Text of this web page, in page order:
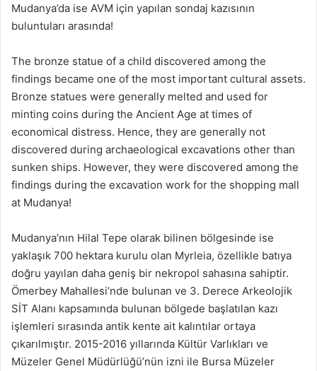
Mudanya’da ise AVM için yapılan sondaj kazısının
buluntuları arasında!
The bronze statue of a child discovered among the
findings became one of the most important cultural assets.
Bronze statues were generally melted and used for
minting coins during the Ancient Age at times of
economical distress. Hence, they are generally not
discovered during archaeological excavations other than
sunken ships. However, they were discovered among the
findings during the excavation work for the shopping mall
at Mudanya!
Mudanya’nın Hilal Tepe olarak bilinen bölgesinde ise
yaklaşık 700 hektara kurulu olan Myrleia, özellikle batıya
doğru yayılan daha geniş bir nekropol sahasına sahiptir.
Ömerbey Mahallesi’nde bulunan ve 3. Derece Arkeolojik
SİT Alanı kapsamında bulunan bölgede başlatılan kazı
işlemleri sırasında antik kente ait kalıntılar ortaya
çıkarılmıştır. 2015-2016 yıllarında Kültür Varlıkları ve
Müzeler Genel Müdürlüğü’nün izni ile Bursa Müzeler